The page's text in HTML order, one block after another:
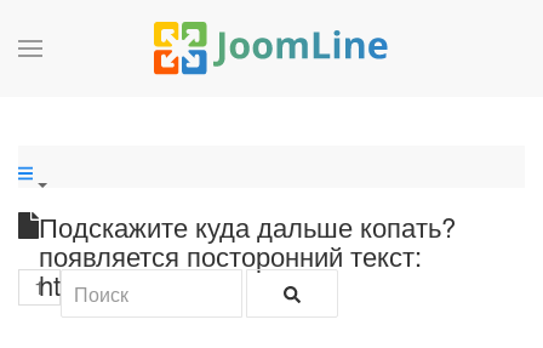
Подскажите куда дальше копать?
появляется посторонний текст:
http://venco
1